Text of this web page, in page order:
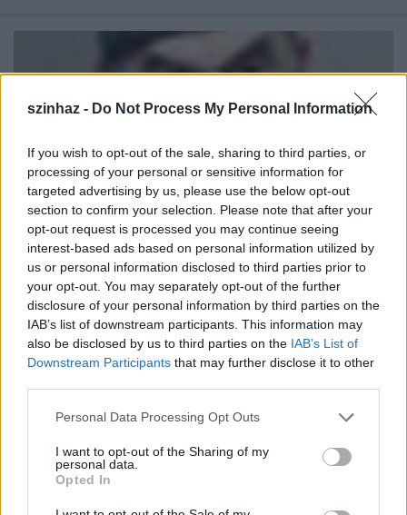
szinhaz - Do Not Process My Personal Information
If you wish to opt-out of the sale, sharing to third parties, or
processing of your personal or sensitive information for
targeted advertising by us, please use the below opt-out
section to confirm your selection. Please note that after your
opt-out request is processed you may continue seeing
interest-based ads based on personal information utilized by
us or personal information disclosed to third parties prior to
your opt-out. You may separately opt-out of the further
disclosure of your personal information by third parties on the
IAB’s list of downstream participants. This information may
also be disclosed by us to third parties on the IAB’s List of
Downstream Participants that may further disclose it to other
Please note that this website/app uses one or more Google
not limited to your visit or usage behaviour. You may click to
grant or deny consent to Google and its third-party tags to
use your data for below specified purposes in below Google
consent section.
Personal Data Processing Opt Outs
I want to opt-out of the Sharing of my
personal data.
Opted In
A születés halált okoz
szinhazhu•2004. április 15.
A ma hetvenéves Bodrogi Gyula minden színészt
elküldene igazgatni, hogy végleg beleszeressen a
színjátszásba. Amióta elhagyta a Vidám Színpadot,
az egyik legfoglalkoztatottabb színész lett. Ma a
Nemzeti Színház tagja, és hamarosan Alföldi
Róberttel próbálja Az ügynök halálát.NSZ • 2004.…